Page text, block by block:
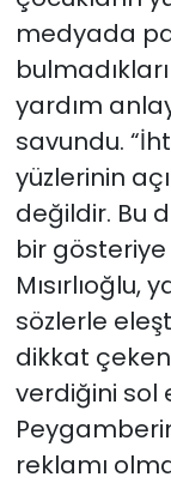
medyada
yardım
savundu.
yüzlerinin
değildir. Bu
bir
Mısırlıoğlu,
sözlerle
dikkat çeken
verdiğini sol
reklamı